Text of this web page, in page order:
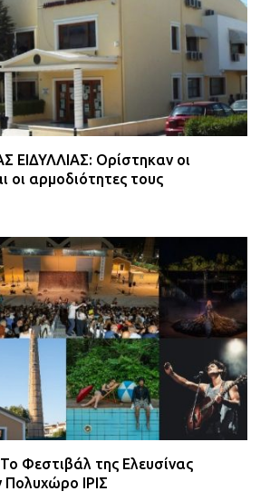
Ορίστηκαν οι
οι αρμοδιότητες τους
Φεστιβάλ της Ελευσίνας
Πολυχώρο ΙΡΙΣ